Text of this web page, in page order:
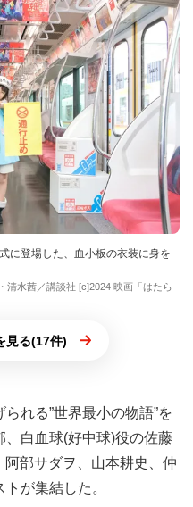
に登場した、血小板の衣装に身を
清水茜／講談社 [c]2024 映画「はたら
見る(17件)
れる”世界最小の物語”を
白血球(好中球)役の佐藤
部サダヲ、山本耕史、仲
が集結した。